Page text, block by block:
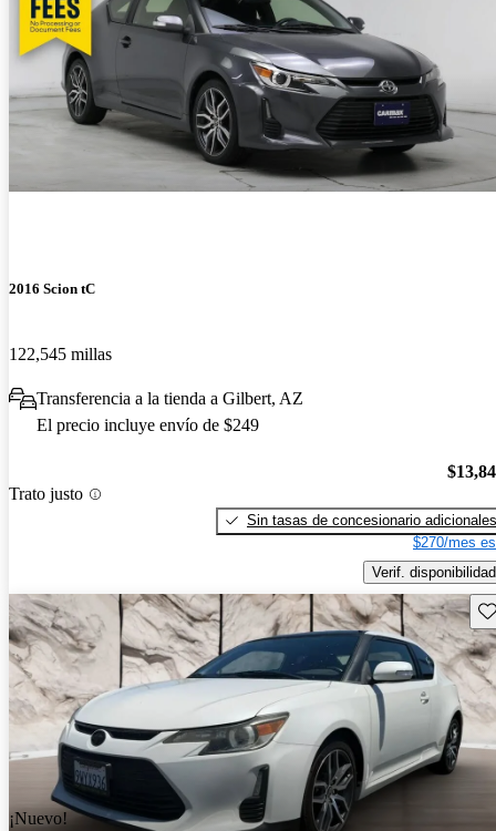
2016 Scion tC
122,545 millas
Transferencia a la tienda a Gilbert, AZ
El precio incluye envío de $249
Trato justo
Sin tasas de concesionario adicionales
$270/mes
Verif. disponibilidad
¡Nuevo!